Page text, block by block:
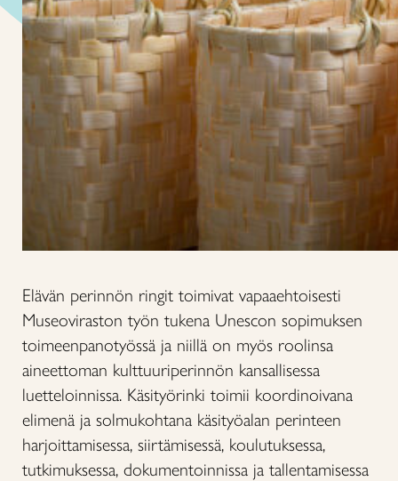
Elävän perinnön ringit toimivat vapaaehtoisesti
Museoviraston työn tukena Unescon sopimuksen
toimeenpanotyössä ja niillä on myös roolinsa
aineettoman kulttuuriperinnön kansallisessa
luetteloinnissa. Käsityörinki toimii koordinoivana
elimenä ja solmukohtana käsityöalan perinteen
harjoittamisessa, siirtämisessä, koulutuksessa,
tutkimuksessa, dokumentoinnissa ja tallentamisessa